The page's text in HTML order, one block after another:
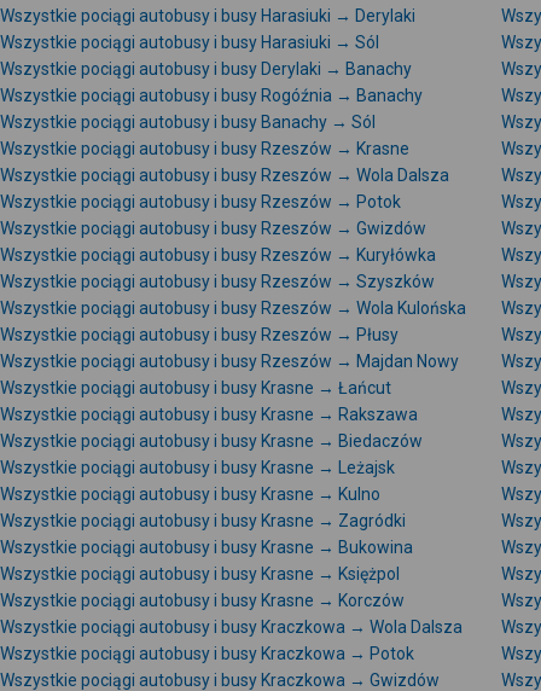
Wszystkie pociągi autobusy i busy Harasiuki → Derylaki
Wszystkie pociągi autobusy i busy Harasiuki → Sól
Wszystkie pociągi autobusy i busy Derylaki → Banachy
Wszystkie pociągi autobusy i busy Rogóźnia → Banachy
Wszystkie pociągi autobusy i busy Banachy → Sól
Wszystkie pociągi autobusy i busy Rzeszów → Krasne
Wszystkie pociągi autobusy i busy Rzeszów → Wola Dalsza
Wszystkie pociągi autobusy i busy Rzeszów → Potok
Wszystkie pociągi autobusy i busy Rzeszów → Gwizdów
Wszystkie pociągi autobusy i busy Rzeszów → Kuryłówka
Wszystkie pociągi autobusy i busy Rzeszów → Szyszków
Wszystkie pociągi autobusy i busy Rzeszów → Wola Kulońska
Wszystkie pociągi autobusy i busy Rzeszów → Płusy
Wszystkie pociągi autobusy i busy Rzeszów → Majdan Nowy
Wszystkie pociągi autobusy i busy Krasne → Łańcut
Wszystkie pociągi autobusy i busy Krasne → Rakszawa
Wszystkie pociągi autobusy i busy Krasne → Biedaczów
Wszystkie pociągi autobusy i busy Krasne → Leżajsk
Wszystkie pociągi autobusy i busy Krasne → Kulno
Wszystkie pociągi autobusy i busy Krasne → Zagródki
Wszystkie pociągi autobusy i busy Krasne → Bukowina
Wszystkie pociągi autobusy i busy Krasne → Księżpol
Wszystkie pociągi autobusy i busy Krasne → Korczów
Wszystkie pociągi autobusy i busy Kraczkowa → Wola Dalsza
Wszystkie pociągi autobusy i busy Kraczkowa → Potok
Wszystkie pociągi autobusy i busy Kraczkowa → Gwizdów